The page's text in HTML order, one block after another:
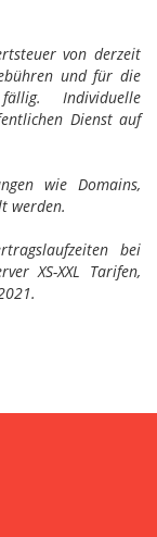
von derzeit
und für die
Individuelle
Dienst auf
wie Domains,
werden.
bei
XS-XXL Tarifen,